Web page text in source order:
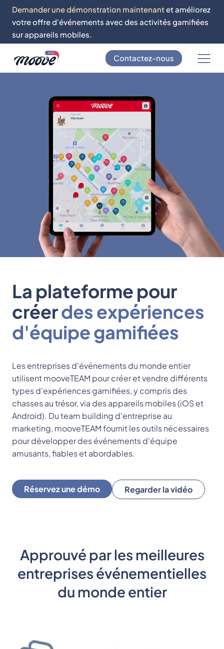
Demander une démonstration maintenant et améliorez
votre offre d'événements avec des activités gamifiées
sur appareils mobiles.
Contactez-nous
La plateforme pour
créerdes expériences
d'équipe gamifiées
Les entreprises d'événements du monde entier
utilisent mooveTEAM pour créer et vendre différents
types d'expériences gamifiées, y compris des
chasses au trésor, via des appareils mobiles (iOS et
Android). Du team building d'entreprise au
marketing, mooveTEAM fournit les outils nécessaires
pour développer des événements d'équipe
amusants, fiables et abordables.
Réservez une démo Regarder la vidéo
Approuvé par les meilleures
entreprises événementielles
du monde entier